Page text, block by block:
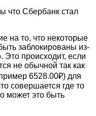
что Сбербанк стал
на то, что некоторые
заблокированы из-
Это происходит, если
не обычной так как
6528.00₽) для
совершается где то
может это быть